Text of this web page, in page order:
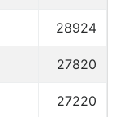
28924
27820
27220